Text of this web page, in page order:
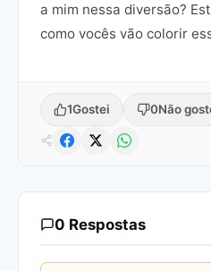
a mim nessa diversão?
como vocês vão colorir
1Gostei 0Não
0 Respostas